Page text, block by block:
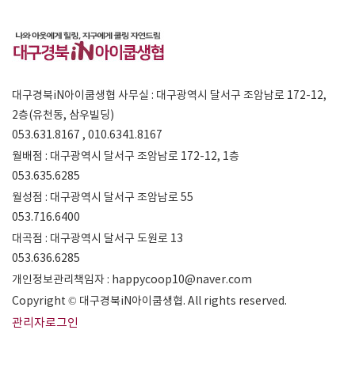
대구경북iN아이쿱생협 사무실 : 대구광역시 달서구 조암남로 172-12,
2층(유천동, 삼우빌딩)
053.631.8167 , 010.6341.8167
월배점 : 대구광역시 달서구 조암남로 172-12, 1층
053.635.6285
월성점 : 대구광역시 달서구 조암남로 55
053.716.6400
대곡점 : 대구광역시 달서구 도원로 13
053.636.6285
개인정보관리책임자 : happycoop10@naver.com
Copyright © 대구경북iN아이쿱생협. All rights reserved.
관리자로그인